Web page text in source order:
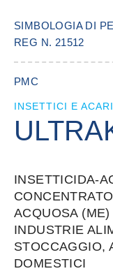
SIMBOLOGIA DI
REG N. 21512
PMC
INSETTICI E
INSETTICIDA-
ACQUOSA
INDUSTRIE
STOCCAGGIO,
DOMESTICI